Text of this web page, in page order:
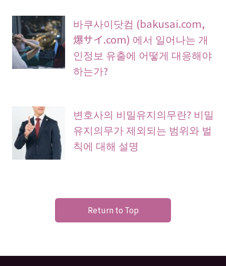
바쿠사이닷컴 (bakusai.com,
爆サイ.com) 에서 일어나는 개
인정보 유출에 어떻게 대응해야
하는가?
변호사의 비밀유지의무란? 비밀
유지의무가 제외되는 범위와 벌
칙에 대해 설명
Return to Top